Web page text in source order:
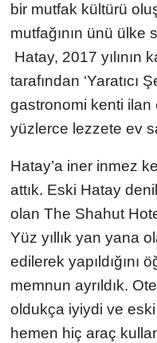
bir mutfak kültürü
mutfağının ünü ülke
Hatay, 2017 yılının
tarafından ‘Yaratıcı
gastronomi kenti ilan
yüzlerce lezzete ev
Hatay’a iner inmez
attık. Eski Hatay
olan The Shahut
Yüz yıllık yan yana
edilerek yapıldığını
memnun ayrıldık.
oldukça iyiydi ve eski
hemen hiç araç